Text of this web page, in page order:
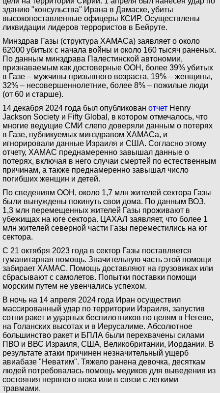
зданию "консульства" Ирана в Дамаске, убиты
высокопоставленные офицеры КСИР. Осуществлены
ликвидации лидеров террористов в Бейруте.
Минздрав Газы (структура ХАМАСа) заявляет о около
62000 убитых с начала войны и около 160 тысяч раненых.
По данным минздрава Палестинской автономии,
признаваемым как достоверные ООН, более 39% убитых
в Газе – мужчины призывного возраста, 19% – женщины,
32% – несовершеннолетние, более 8% – пожилые люди
(от 60 и старше).
14 декабря 2024 года был опубликован отчет Henry
Jackson Society и Fifty Global, в котором отмечалось, что
многие ведущие СМИ слепо доверяли данным о потерях
в Газе, публикуемых минздравом ХАМАСа, и
игнорировали данные Израиля и США. Согласно этому
отчету, ХАМАС преднамеренно завышал данные о
потерях, включая в него случаи смертей по естественным
причинам, а также преднамеренно завышал число
погибших женщин и детей.
По сведениям ООН, около 1,7 млн жителей сектора Газы
были вынуждены покинуть свои дома. По данным ВОЗ,
1,3 млн перемещенных жителей Газы проживают в
убежищах на юге сектора. ЦАХАЛ заявляет, что более 1
млн жителей северной части Газы переместились на юг
сектора.
С 21 октября 2023 года в сектор Газы поставляется
гуманитарная помощь. Значительную часть этой помощи
забирает ХАМАС. Помощь доставляют на грузовиках или
сбрасывают с самолетов. Попытки поставки помощи
морским путем не увенчались успехом.
В ночь на 14 апреля 2024 года Иран осуществил
массированный удар по территории Израиля, запустив
сотни ракет и ударных беспилотников по целям в Негеве,
на Голанских высотах и в Иерусалиме. Абсолютное
большинство ракет и БПЛА были перехвачены силами
ПВО и ВВС Израиля, США, Великобритании, Иордании. В
результате атаки причинен незначительный ущерб
авиабазе "Неватим". Тяжело ранена девочка, десяткам
людей потребовалась помощь медиков для выведения из
состояния нервного шока или в связи с легкими
травмами.